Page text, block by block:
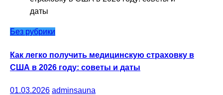
Без рубрики
Как легко получить медицинскую страховку в
США в 2026 году: советы и даты
01.03.2026 adminsauna